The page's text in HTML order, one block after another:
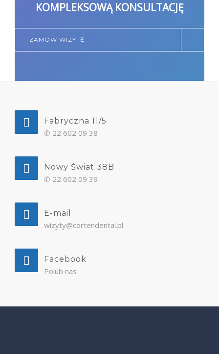
KOMPLEKSOWĄ KONSULTACJĘ
ZAMÓW WIZYTĘ
Fabryczna 11/5
✆ 22 602 09 38
Nowy Świat 38B
✆ 22 602 09 39
E-mail
wizyty@cortendental.pl
Facebook
Polub nas